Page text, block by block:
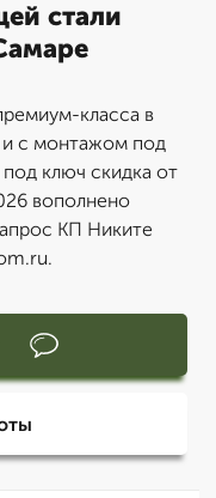
стали
класса в
с монтажом под
ключ скидка от
вополнено
КП Никите